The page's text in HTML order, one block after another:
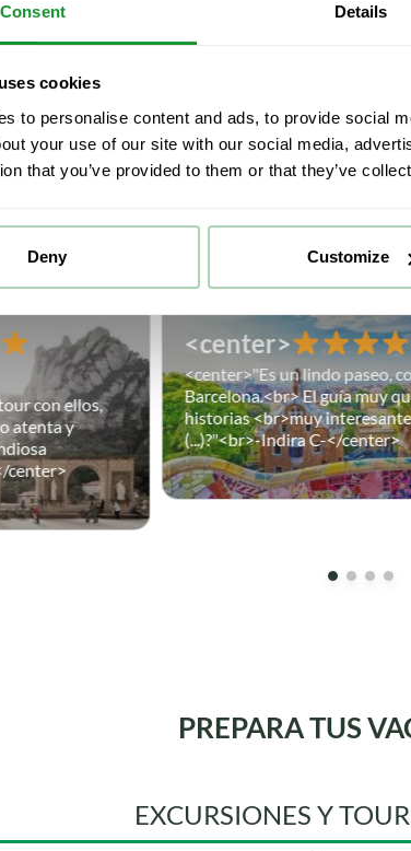
Consent Details
cookies
to personalise content and ads, to provide social
your use of our site with our social media,
that you’ve provided to them or that they’ve
Deny Customize
NUESTROS VIAJEROS
con ellos,
atenta y
center>
<center>
<center>"Es un lindo paseo,
Barcelona.<br> El guía muy
historias <br>muy
(...)?"<br>-Indira C-</center>
PREPARA TUS
EXCURSIONES Y